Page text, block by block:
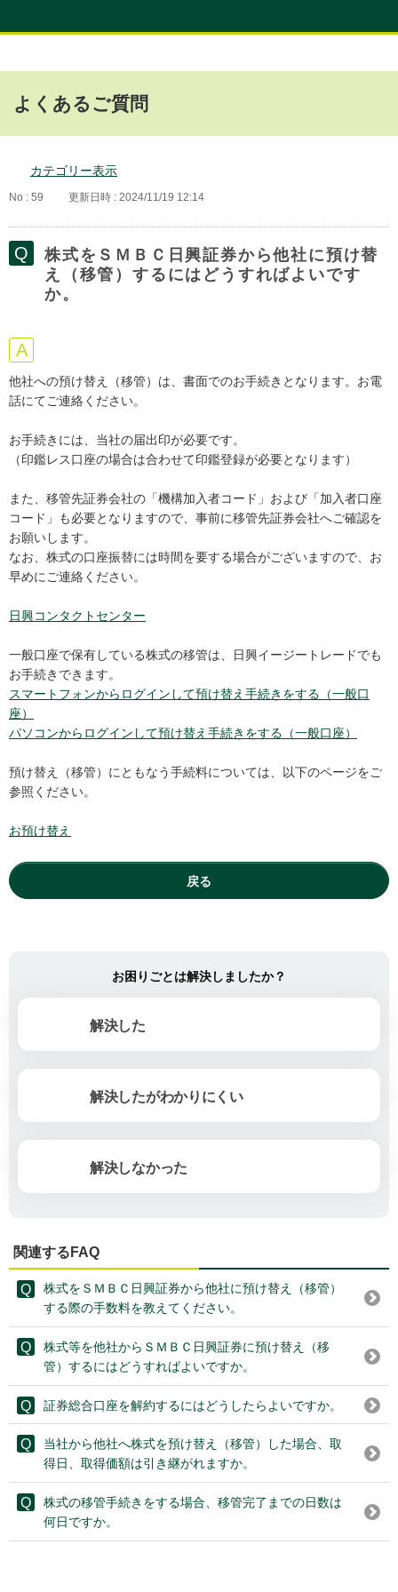
よくあるご質問
カテゴリー表示
No : 59 更新日時 : 2024/11/19 12:14
株式をＳＭＢＣ日興証券から他社に預け替
え（移管）するにはどうすればよいです
か。
他社への預け替え（移管）は、書面でのお手続きとなります。お電
話にてご連絡ください。
お手続きには、当社の届出印が必要です。
（印鑑レス口座の場合は合わせて印鑑登録が必要となります）
また、移管先証券会社の「機構加入者コード」および「加入者口座
コード」も必要となりますので、事前に移管先証券会社へご確認を
お願いします。
なお、株式の口座振替には時間を要する場合がございますので、お
早めにご連絡ください。
日興コンタクトセンター
一般口座で保有している株式の移管は、日興イージートレードでも
お手続きできます。
スマートフォンからログインして預け替え手続きをする（一般口
座）
パソコンからログインして預け替え手続きをする（一般口座）
預け替え（移管）にともなう手続料については、以下のページをご
参照ください。
お預け替え
戻る
お困りごとは解決しましたか？
解決した
解決したがわかりにくい
解決しなかった
関連するFAQ
株式をＳＭＢＣ日興証券から他社に預け替え（移管）
する際の手数料を教えてください。
株式等を他社からＳＭＢＣ日興証券に預け替え（移
管）するにはどうすればよいですか。
証券総合口座を解約するにはどうしたらよいですか。
当社から他社へ株式を預け替え（移管）した場合、取
得日、取得価額は引き継がれますか。
株式の移管手続きをする場合、移管完了までの日数は
何日ですか。